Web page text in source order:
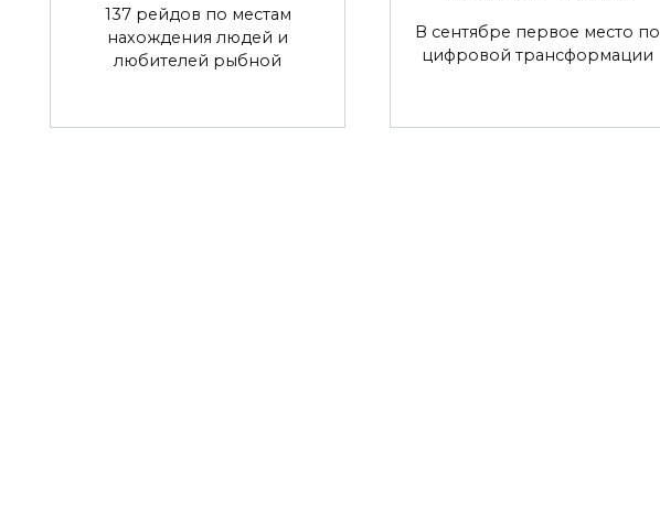
137 рейдов по местам
нахождения людей и
любителей рыбной
В сентябре первое место по
цифровой трансформации